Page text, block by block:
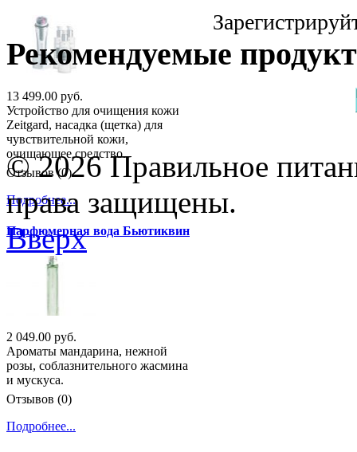
13 499.00 руб.
Устройство для очищения кожи
Zeitgard, насадка (щетка) для
чувствительной кожи,
очищающее средство.
Отзывов (0)
Подробнее...
Парфюмерная вода Бьютиквин
2 049.00 руб.
Ароматы мандарина, нежной
розы, соблазнительного жасмина
и мускуса.
Отзывов (0)
Подробнее...
Рекомендуемые
© 2026 Правильное
права защищены.
Вверх